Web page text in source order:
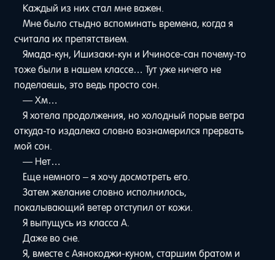
Каждый из них стал мне важен.
Мне было стыдно вспоминать времена, когда я
считала их препятствием.
Ямада-кун, Ишизаки-кун и Ичиносе-сан почему-то
тоже были в нашем классе… Тут уже ничего не
поделаешь, это ведь просто сон.
— Хм…
Я хотела продолжения, но холодный порыв ветра
откуда-то издалека словно вознамерился прервать
мой сон.
— Нет…
Еще немного – я хочу досмотреть его.
Затем желание словно исполнилось,
покалывающий ветер отступил от кожи.
Я выпущусь из класса A.
Даже во сне.
Я, вместе с Аянокоджи-куном, старшим братом и